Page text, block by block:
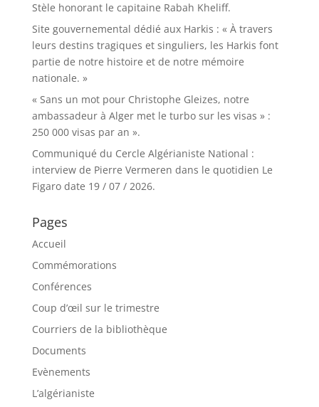
Stèle honorant le capitaine Rabah Kheliff.
Site gouvernemental dédié aux Harkis : « À travers
leurs destins tragiques et singuliers, les Harkis font
partie de notre histoire et de notre mémoire
nationale. »
« Sans un mot pour Christophe Gleizes, notre
ambassadeur à Alger met le turbo sur les visas » :
250 000 visas par an ».
Communiqué du Cercle Algérianiste National :
interview de Pierre Vermeren dans le quotidien Le
Figaro date 19 / 07 / 2026.
Pages
Accueil
Commémorations
Conférences
Coup d’œil sur le trimestre
Courriers de la bibliothèque
Documents
Evènements
L’algérianiste